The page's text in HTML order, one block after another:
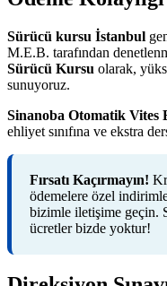
Sürücü kursu İstanbul
M.E.B. tarafından
Sürücü Kursu olarak,
sunuyoruz.
Sinanoba Otomatik Vites
ehliyet sınıfına ve ekstra
Fırsatı Kaçırmayın!
ödemelere özel
bizimle iletişime geçin.
ücretler bizde yoktur!